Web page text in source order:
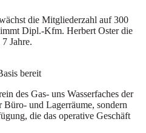
die Mitgliederzahl auf 300
Dipl.-Kfm. Herbert Oster die
Jahre.
bereit
des Gas- uns Wasserfaches der
und Lagerräume, sondern
die das operative Geschäft